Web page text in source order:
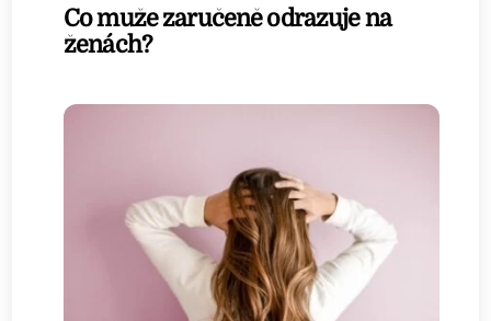
Co muže zaručeně odrazuje na
ženách?